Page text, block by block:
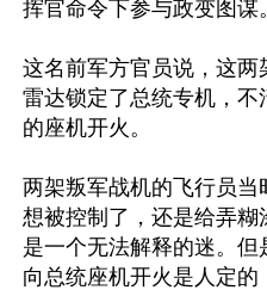
挥官命令下参与政变图谋。
这名前军方官员说，这
雷达锁定了总统专机，
的座机开火。
两架叛军战机的飞行员
想被控制了，还是给弄
是一个无法解释的迷。但
向总统座机开火是人定